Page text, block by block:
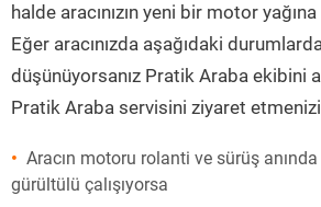
halde aracınızın yeni bir motor
Eğer aracınızda aşağıdaki
düşünüyorsanız Pratik Araba ekibini
Pratik Araba servisini ziyaret
Aracın motoru rolanti ve sürüş
gürültülü çalışıyorsa